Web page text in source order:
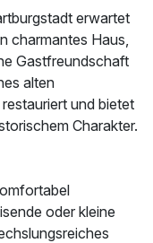
p.P. ab129,00 €
erwartet
charmantes Haus,
Gastfreundschaft
alten
und bietet
Charakter.
oder kleine